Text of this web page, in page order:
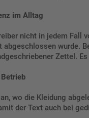
im Alltag
nicht in jedem
abgeschlossen wurde.
Zettel.
wo die Kleidung
der Text auch bei